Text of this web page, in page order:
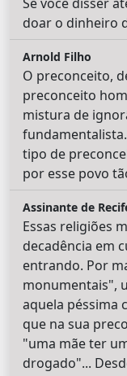
doar o dinheiro
Arnold Filho
O preconceito,
preconceito
mistura de
tipo de
por esse povo
Assinante de
Essas religiões
decadência em
entrando. Por
monumentais",
aquela péssima
que na sua
"uma mãe ter
drogado"...